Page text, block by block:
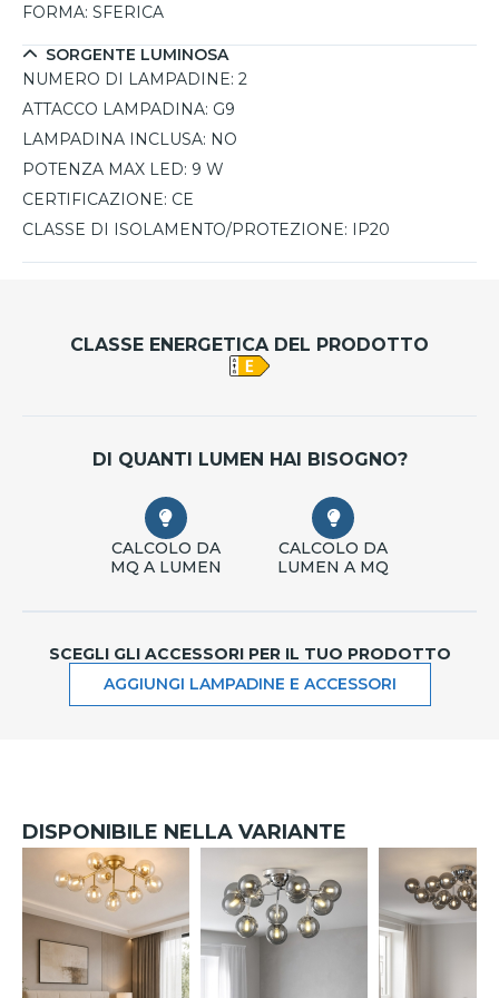
illuminare con classe ogni ambiente.
FORMA: SFERICA
SORGENTE LUMINOSA
NUMERO DI LAMPADINE: 2
ATTACCO LAMPADINA: G9
LAMPADINA INCLUSA: NO
POTENZA MAX LED: 9 W
CERTIFICAZIONE: CE
CLASSE DI ISOLAMENTO/PROTEZIONE: IP20
CLASSE ENERGETICA DEL PRODOTTO
DI QUANTI LUMEN HAI BISOGNO?
CALCOLO DA
MQ A LUMEN
CALCOLO DA
LUMEN A MQ
SCEGLI GLI ACCESSORI PER IL TUO PRODOTTO
AGGIUNGI LAMPADINE E ACCESSORI
DISPONIBILE NELLA VARIANTE